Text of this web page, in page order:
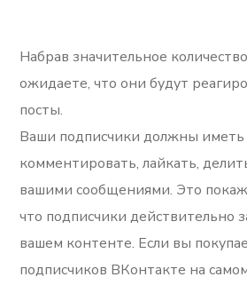
Набрав значительное
ожидаете, что они будут
посты.
Ваши подписчики должны
комментировать, лайкать,
вашими сообщениями. Это
что подписчики действительно
вашем контенте. Если вы
подписчиков ВКонтакте на